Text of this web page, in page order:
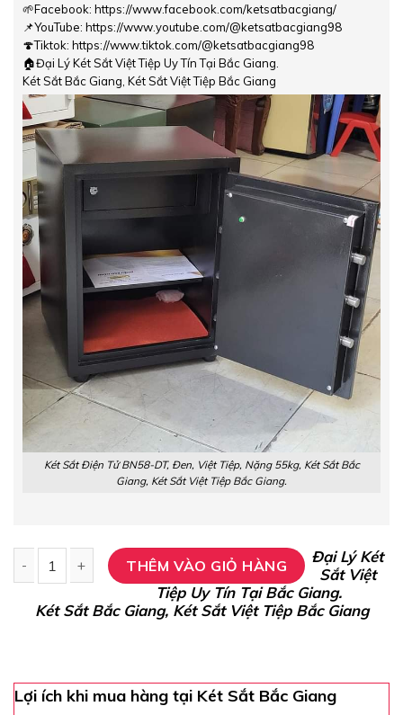
🌱Facebook: https://www.facebook.com/ketsatbacgiang/
📌YouTube: https://www.youtube.com/@ketsatbacgiang98
🍄Tiktok: https://www.tiktok.com/@ketsatbacgiang98
🏠Đại Lý Két Sắt Việt Tiệp Uy Tín Tại Bắc Giang.
Két Sắt Bắc Giang, Két Sắt Việt Tiệp Bắc Giang
Két Sắt Điện Tử BN58-DT, Đen, Việt Tiệp, Nặng 55kg, Két Sắt Bắc
Giang, Két Sắt Việt Tiệp Bắc Giang.
Két Sắt Điện Tử BN58-DT, Đen, Việt Tiệp, Nặng 55kg, Két
THÊM VÀO GIỎ HÀNG
Đại Lý Két
Sắt Việt
Tiệp Uy Tín Tại Bắc Giang.
Két Sắt Bắc Giang, Két Sắt Việt Tiệp Bắc Giang
Lợi ích khi mua hàng tại Két Sắt Bắc Giang